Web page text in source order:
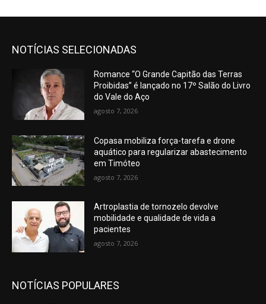
NOTÍCIAS SELECIONADAS
Romance “O Grande Capitão das Terras
Proibidas” é lançado no 17º Salão do Livro
do Vale do Aço
agosto 7, 2026
Copasa mobiliza força-tarefa e drone
aquático para regularizar abastecimento
em Timóteo
agosto 7, 2026
Artroplastia de tornozelo devolve
mobilidade e qualidade de vida a
pacientes
agosto 7, 2026
NOTÍCIAS POPULARES